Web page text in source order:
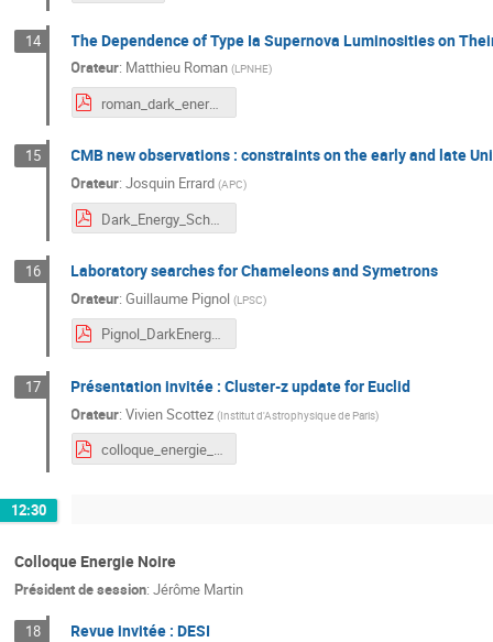
14 The Dependence of Type Ia Supernova Luminosities on
Orateur: Matthieu Roman (LPNHE)
roman_dark_energy_lal.pdf
15 CMB new observations : constraints on the early and late
Orateur:Josquin Errard (APC)
Dark_Energy_School_Orsay_Oct17.pdf
16 Laboratory searches for Chameleons and Symetrons
Orateur:Guillaume Pignol (LPSC)
Pignol_DarkEnergyLab.pdf
17 Présentation invitée : Cluster-z update for Euclid
Orateur:Vivien Scottez (Institut d'Astrophysique de Paris)
colloque_energie_noire_SCOTTEZ.pdf
12:30
Colloque Energie Noire
Président de session: Jérôme Martin
18 Revue invitée : DESI